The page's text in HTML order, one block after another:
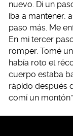
nuevo. Di un
iba a mantener,
paso más. Me
En mi tercer
romper. Tomé
había roto el
cuerpo estaba
rápido después
comí un montón”.